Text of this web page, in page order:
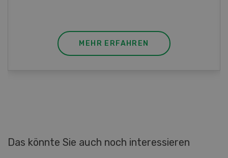
MEHR ERFAHREN
Das könnte Sie auch noch interessieren